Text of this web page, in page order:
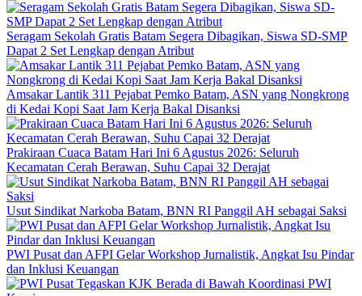
Seragam Sekolah Gratis Batam Segera Dibagikan, Siswa SD-SMP
Dapat 2 Set Lengkap dengan Atribut
Amsakar Lantik 311 Pejabat Pemko Batam, ASN yang Nongkrong
di Kedai Kopi Saat Jam Kerja Bakal Disanksi
Prakiraan Cuaca Batam Hari Ini 6 Agustus 2026: Seluruh
Kecamatan Cerah Berawan, Suhu Capai 32 Derajat
Usut Sindikat Narkoba Batam, BNN RI Panggil AH sebagai Saksi
PWI Pusat dan AFPI Gelar Workshop Jurnalistik, Angkat Isu Pindar
dan Inklusi Keuangan